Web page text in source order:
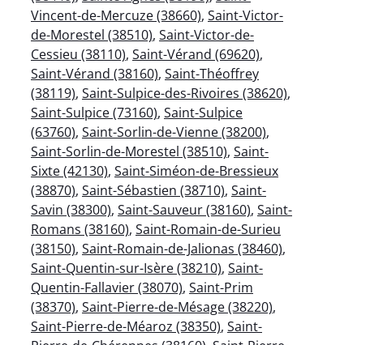
Vincent-de-Mercuze (38660), Saint-Victor-
de-Morestel (38510), Saint-Victor-de-
Cessieu (38110), Saint-Vérand (69620),
Saint-Vérand (38160), Saint-Théoffrey
(38119), Saint-Sulpice-des-Rivoires (38620),
Saint-Sulpice (73160), Saint-Sulpice
(63760), Saint-Sorlin-de-Vienne (38200),
Saint-Sorlin-de-Morestel (38510), Saint-
Sixte (42130), Saint-Siméon-de-Bressieux
(38870), Saint-Sébastien (38710), Saint-
Savin (38300), Saint-Sauveur (38160), Saint-
Romans (38160), Saint-Romain-de-Surieu
(38150), Saint-Romain-de-Jalionas (38460),
Saint-Quentin-sur-Isère (38210), Saint-
Quentin-Fallavier (38070), Saint-Prim
(38370), Saint-Pierre-de-Mésage (38220),
Saint-Pierre-de-Méaroz (38350), Saint-